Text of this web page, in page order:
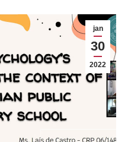
jan
30
2022